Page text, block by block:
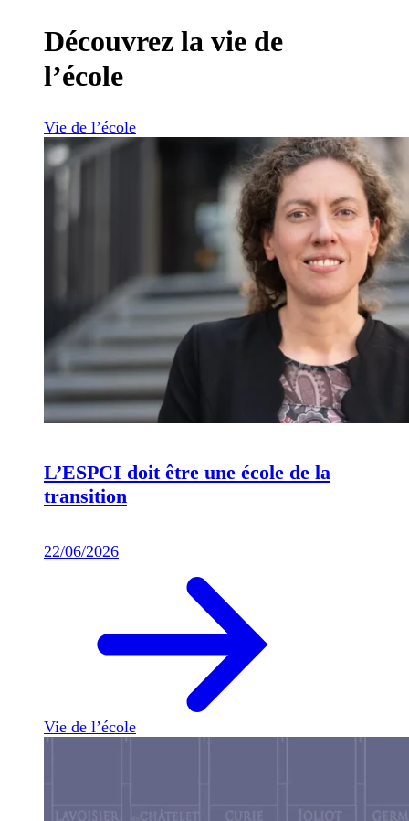
Découvrez la vie de
l’école
Vie de l’école
L’ESPCI doit être une école de la
transition
22/06/2026
Vie de l’école